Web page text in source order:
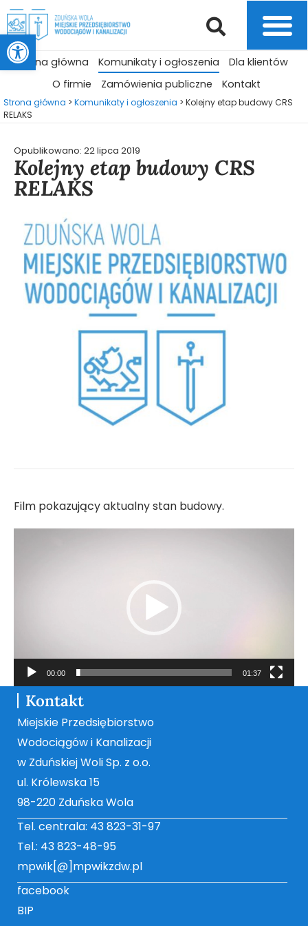
Otwórz pasek narzędzi
Strona główna Komunikaty i ogłoszenia
Dla klientów
O firmie
Zamówienia publiczne Kontakt
Strona główna > Komunikaty i ogłoszenia > Kolejny etap budowy CRS
RELAKS
Opublikowano: 22 lipca 2019
Kolejny etap budowy CRS
RELAKS
Film pokazujący aktualny stan budowy.
00:00 01:37
Kontakt
Miejskie Przedsiębiorstwo
Wodociągów i Kanalizacji
w Zduńskiej Woli Sp. z o.o.
ul. Królewska 15
98-220 Zduńska Wola
Tel. centrala: 43 823-31-97
Tel.: 43 823-48-95
mpwik[@]mpwikzdw.pl
facebook
BIP